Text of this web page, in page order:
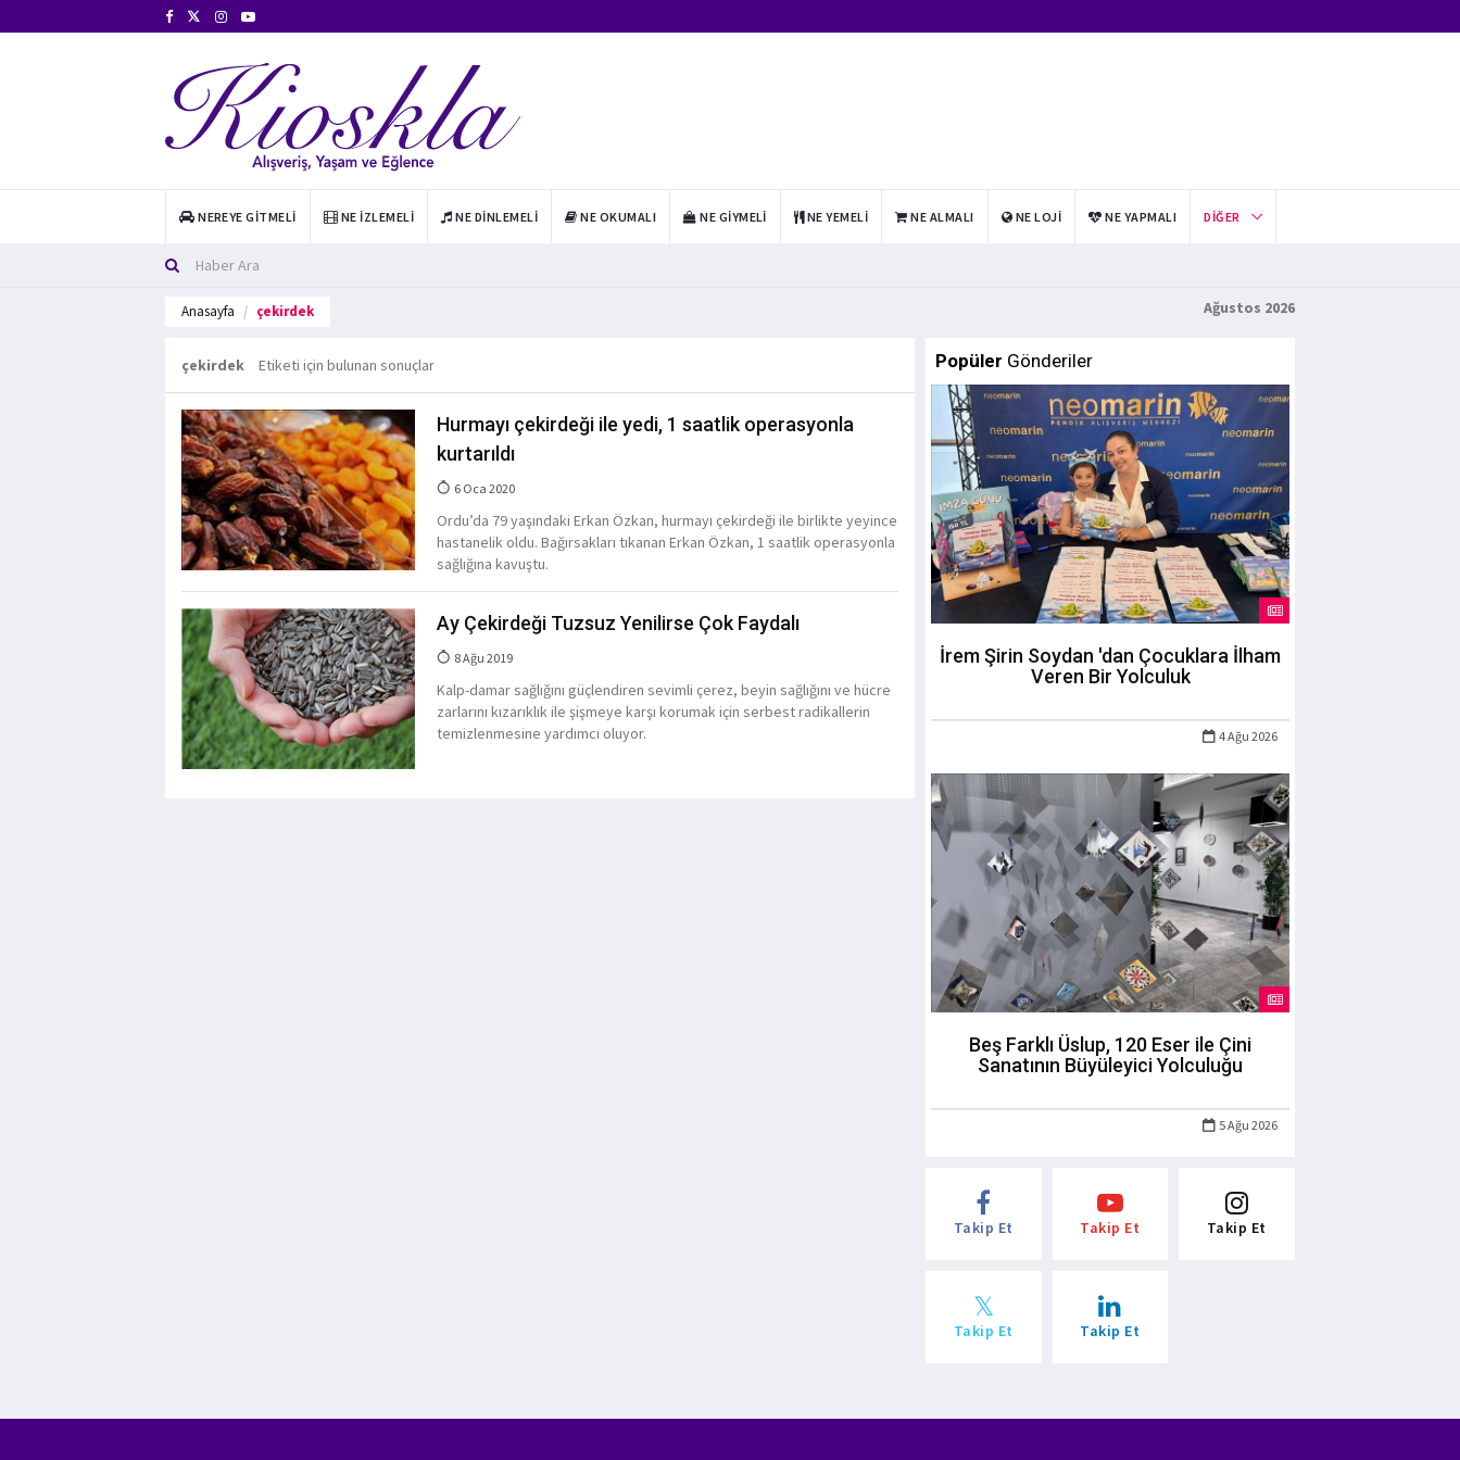
NEREYE GITMELI NE İZLEMELI NE DINLEMELI NE OKUMALI NE GIYMELI NE YEMELI NE ALMALI NE LOJI NE YAPMALI DIĞER
Anasayfa çekirdek Ağustos 2026
çekirdek Etiketi için bulunan sonuçlar
Hurmayı çekirdeği ile yedi, 1 saatlik operasyonla
kurtarıldı
6 Oca 2020
Ordu’da 79 yaşındaki Erkan Özkan, hurmayı çekirdeği ile birlikte yeyince
hastanelik oldu. Bağırsakları tıkanan Erkan Özkan, 1 saatlik operasyonla
sağlığına kavuştu.
Ay Çekirdeği Tuzsuz Yenilirse Çok Faydalı
8 Ağu 2019
Kalp-damar sağlığını güçlendiren sevimli çerez, beyin sağlığını ve hücre
zarlarını kızarıklık ile şişmeye karşı korumak için serbest radikallerin
temizlenmesine yardımcı oluyor.
Popüler Gönderiler
İrem Şirin Soydan 'dan Çocuklara İlham
Veren Bir Yolculuk
4 Ağu 2026
Beş Farklı Üslup, 120 Eser ile Çini
Sanatının Büyüleyici Yolculuğu
5 Ağu 2026
Takip Et Takip Et Takip Et
Takip Et Takip Et